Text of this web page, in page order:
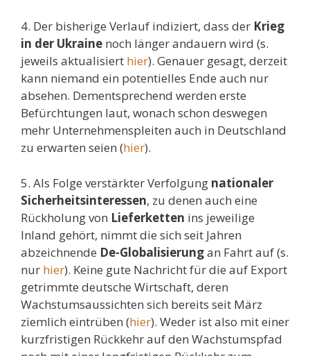
4. Der bisherige Verlauf indiziert, dass der Krieg
in der Ukraine noch länger andauern wird (s.
jeweils aktualisiert hier). Genauer gesagt, derzeit
kann niemand ein potentielles Ende auch nur
absehen. Dementsprechend werden erste
Befürchtungen laut, wonach schon deswegen
mehr Unternehmenspleiten auch in Deutschland
zu erwarten seien (hier).
5. Als Folge verstärkter Verfolgung nationaler
Sicherheitsinteressen, zu denen auch eine
Rückholung von Lieferketten ins jeweilige
Inland gehört, nimmt die sich seit Jahren
abzeichnende De-Globalisierungan Fahrt auf (s.
nur hier). Keine gute Nachricht für die auf Export
getrimmte deutsche Wirtschaft, deren
Wachstumsaussichten sich bereits seit März
ziemlich eintrüben (hier). Weder ist also mit einer
kurzfristigen Rückkehr auf den Wachstumspfad